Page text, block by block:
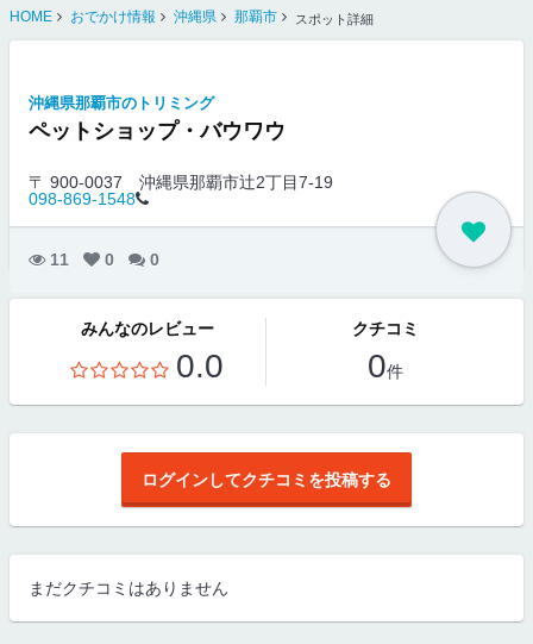
HOME
おでかけ情報 沖縄県 那覇市 スポット詳細
沖縄県那覇市のトリミング
ペットショップ・バウワウ
〒 900-0037
沖縄県那覇市辻2丁目7-19
098-869-1548
11 0 0
みんなのレビュー
0.0
クチコミ
0件
ログインしてクチコミを投稿する
まだクチコミはありません